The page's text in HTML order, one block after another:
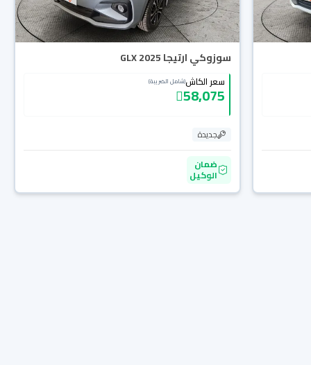
سوزوكي ارتيجا GLX 2025
سعر الكاش(شامل الضريبة)
58,075
جديدة
ضمان
الوكيل